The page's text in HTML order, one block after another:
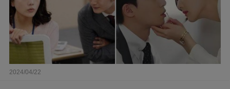
2024/04/22